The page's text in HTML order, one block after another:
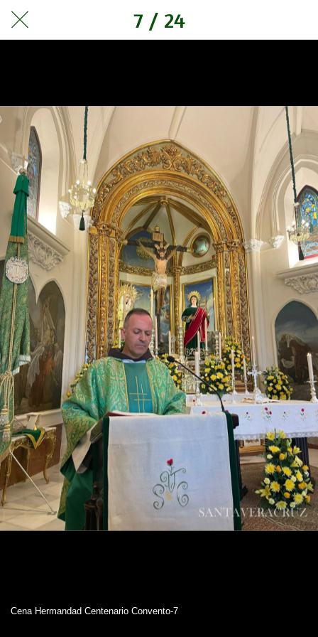
7 / 24
Cena Hermandad Centenario Convento-7